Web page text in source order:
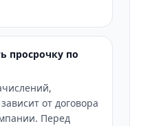
просрочку по
от договора
Перед